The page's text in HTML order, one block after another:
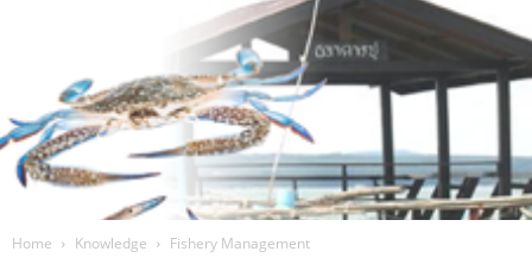
Home Knowledge Fishery Management